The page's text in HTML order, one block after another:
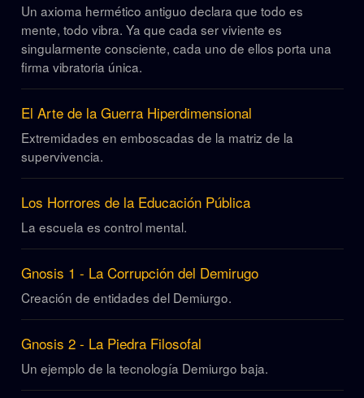
Un axioma hermético antiguo declara que todo es
mente, todo vibra. Ya que cada ser viviente es
singularmente consciente, cada uno de ellos porta una
firma vibratoria única.
El Arte de la Guerra Hiperdimensional
Extremidades en emboscadas de la matriz de la
supervivencia.
Los Horrores de la Educación Pública
La escuela es control mental.
Gnosis 1 - La Corrupción del Demirugo
Creación de entidades del Demiurgo.
Gnosis 2 - La Piedra Filosofal
Un ejemplo de la tecnología Demiurgo baja.